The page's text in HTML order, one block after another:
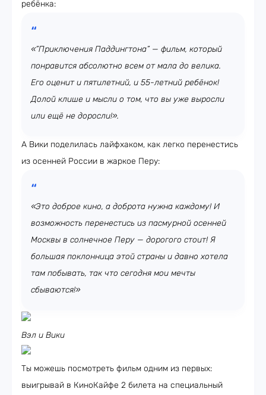
ребёнка:
«”Приключения Паддингтона” — фильм, который
понравится абсолютно всем от мала до велика.
Его оценит и пятилетний, и 55-летний ребёнок!
Долой клише и мысли о том, что вы уже выросли
или ещё не доросли!».
А Вики поделилась лайфхаком, как легко перенестись
из осенней России в жаркое Перу:
«Это доброе кино, а доброта нужна каждому! И
возможность перенестись из пасмурной осенней
Москвы в солнечное Перу — дорогого стоит! Я
большая поклонница этой страны и давно хотела
там побывать, так что сегодня мои мечты
сбываются!»
Вэл и Вики
Ты можешь посмотреть фильм одним из первых:
выигрывай в КиноКайфе 2 билета на специальный